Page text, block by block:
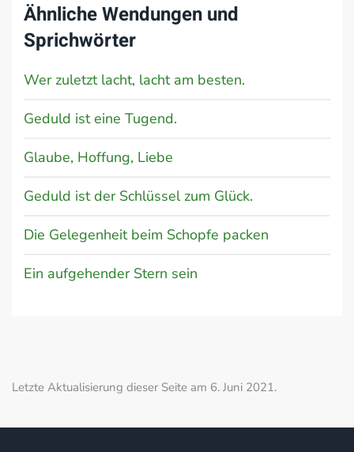
Ähnliche Wendungen und
Sprichwörter
Wer zuletzt lacht, lacht am besten.
Geduld ist eine Tugend.
Glaube, Hoffung, Liebe
Geduld ist der Schlüssel zum Glück.
Die Gelegenheit beim Schopfe packen
Ein aufgehender Stern sein
Letzte Aktualisierung dieser Seite am 6. Juni 2021.